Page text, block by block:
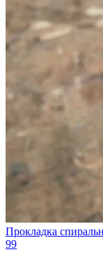
Прокладка
99